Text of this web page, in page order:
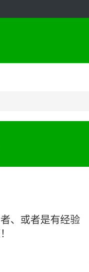
、或者是有经验